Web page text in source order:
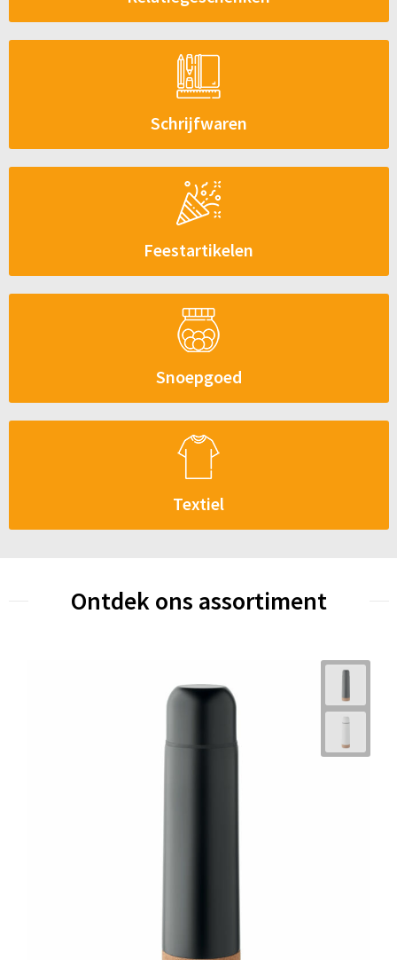
Schrijfwaren
Feestartikelen
Snoepgoed
Textiel
Ontdek ons assortiment